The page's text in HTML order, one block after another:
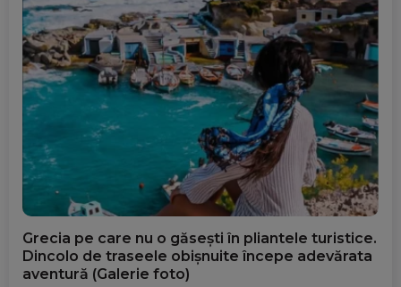
Grecia pe care nu o găsești în pliantele turistice.
Dincolo de traseele obișnuite începe adevărata
aventură (Galerie foto)